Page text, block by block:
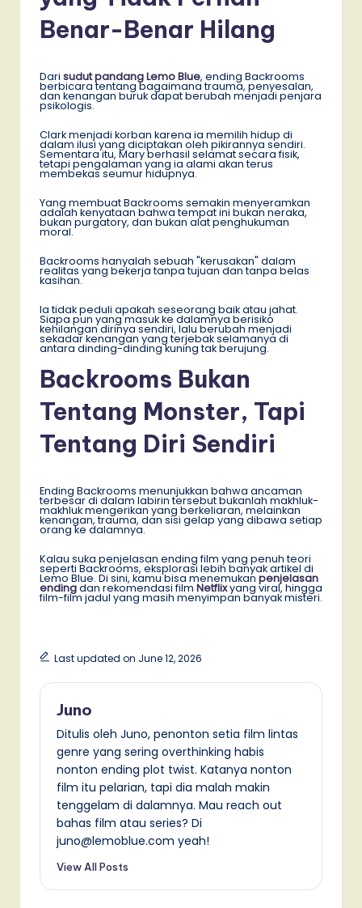
Benar-Benar Hilang
Dari sudut pandang Lemo Blue, ending Backrooms
berbicara tentang bagaimana trauma, penyesalan,
dan kenangan buruk dapat berubah menjadi penjara
psikologis.
Clark menjadi korban karena ia memilih hidup di
dalam ilusi yang diciptakan oleh pikirannya sendiri.
Sementara itu, Mary berhasil selamat secara fisik,
tetapi pengalaman yang ia alami akan terus
membekas seumur hidupnya.
Yang membuat Backrooms semakin menyeramkan
adalah kenyataan bahwa tempat ini bukan neraka,
bukan purgatory, dan bukan alat penghukuman
moral.
Backrooms hanyalah sebuah "kerusakan" dalam
realitas yang bekerja tanpa tujuan dan tanpa belas
kasihan.
Ia tidak peduli apakah seseorang baik atau jahat.
Siapa pun yang masuk ke dalamnya berisiko
kehilangan dirinya sendiri, lalu berubah menjadi
sekadar kenangan yang terjebak selamanya di
antara dinding-dinding kuning tak berujung.
Backrooms Bukan
Tentang Monster, Tapi
Tentang Diri Sendiri
Ending Backrooms menunjukkan bahwa ancaman
terbesar di dalam labirin tersebut bukanlah makhluk-
makhluk mengerikan yang berkeliaran, melainkan
kenangan, trauma, dan sisi gelap yang dibawa setiap
orang ke dalamnya.
Kalau suka penjelasan ending film yang penuh teori
seperti Backrooms, eksplorasi lebih banyak artikel di
Lemo Blue. Di sini, kamu bisa menemukan penjelasan
endingdan rekomendasi film Netflixyang viral, hingga
film-film jadul yang masih menyimpan banyak misteri.
Last updated on June 12, 2026
Juno
Ditulis oleh Juno, penonton setia film lintas
genre yang sering overthinking habis
nonton ending plot twist. Katanya nonton
film itu pelarian, tapi dia malah makin
tenggelam di dalamnya. Mau reach out
bahas film atau series? Di
juno@lemoblue.com yeah!
View All Posts